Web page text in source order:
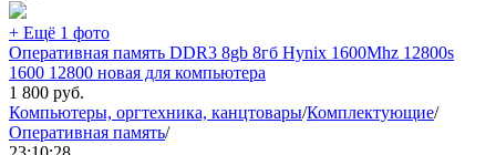
+ Ещё 1 фото
Оперативная память DDR3 8gb 8гб Hynix 1600Mhz 12800s
1600 12800 новая для компьютера
1 800 руб.
Компьютеры, оргтехника, канцтовары/Комплектующие/
Оперативная память/